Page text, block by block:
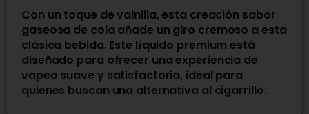
Con un toque de vainilla, esta creación sabor
gaseosa de cola añade un giro cremoso a esta
clásica bebida. Este líquido premium está
diseñado para ofrecer una experiencia de
vapeo suave y satisfactoria, ideal para
quienes buscan una alternativa al cigarrillo.